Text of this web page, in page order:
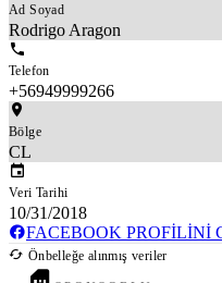
Ad Soyad
Rodrigo Aragon
Telefon
+56949999266
Bölge
CL
Veri Tarihi
10/31/2018
FACEBOOK PROFILINI
Önbelleğe alınmış veriler